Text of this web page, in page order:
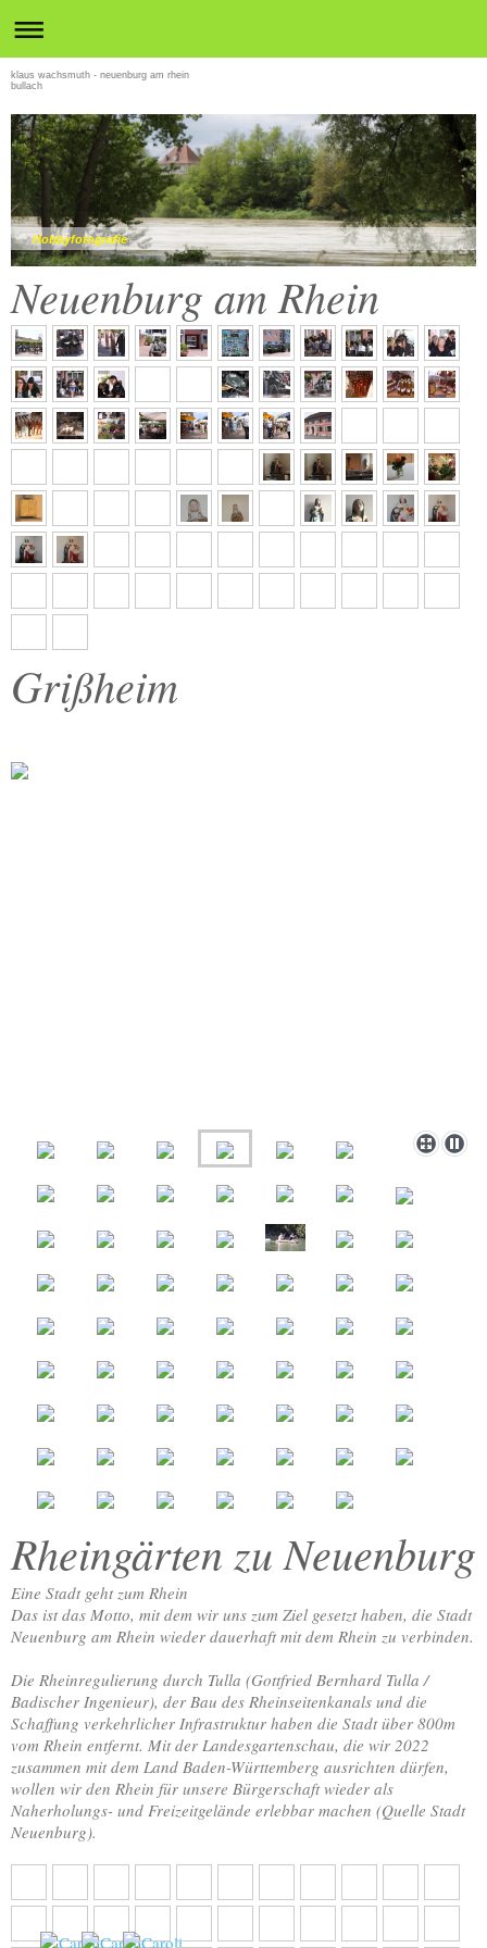
klaus wachsmuth - neuenburg am rhein
bullach
Hobbyfotografie
Neuenburg am Rhein
Grißheim
Rheingärten zu Neuenburg
Eine Stadt geht zum Rhein
Das ist das Motto, mit dem wir uns zum Ziel gesetzt haben, die Stadt
Neuenburg am Rhein wieder dauerhaft mit dem Rhein zu verbinden.
Die Rheinregulierung durch Tulla (Gottfried Bernhard Tulla /
Badischer Ingenieur), der Bau des Rheinseitenkanals und die
Schaffung verkehrlicher Infrastruktur haben die Stadt über 800m
vom Rhein entfernt. Mit der Landesgartenschau, die wir 2022
zusammen mit dem Land Baden-Württemberg ausrichten dürfen,
wollen wir den Rhein für unsere Bürgerschaft wieder als
Naherholungs- und Freizeitgelände erlebbar machen (Quelle Stadt
Neuenburg).